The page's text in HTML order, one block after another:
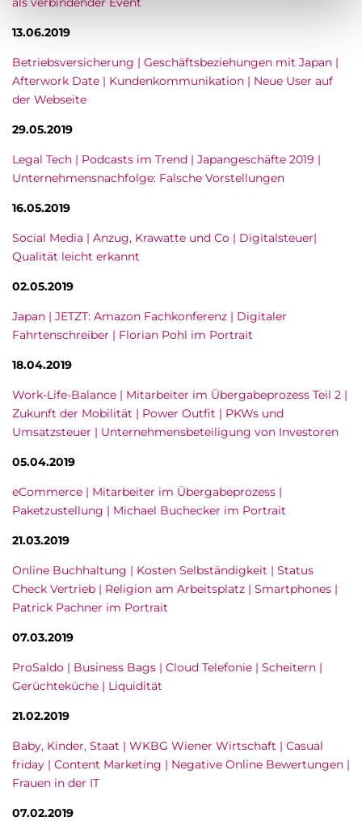
13.06.2019
Betriebsversicherung | Geschäftsbeziehungen mit Japan |
Afterwork Date | Kundenkommunikation | Neue User auf
der Webseite
29.05.2019
Legal Tech | Podcasts im Trend | Japangeschäfte 2019 |
Unternehmensnachfolge: Falsche Vorstellungen
16.05.2019
Social Media | Anzug, Krawatte und Co | Digitalsteuer|
Qualität leicht erkannt
02.05.2019
Japan | JETZT: Amazon Fachkonferenz | Digitaler
Fahrtenschreiber | Florian Pohl im Portrait
18.04.2019
Work-Life-Balance | Mitarbeiter im Übergabeprozess Teil 2 |
Zukunft der Mobilität | Power Outfit | PKWs und
Umsatzsteuer | Unternehmensbeteiligung von Investoren
05.04.2019
eCommerce | Mitarbeiter im Übergabeprozess |
Paketzustellung | Michael Buchecker im Portrait
21.03.2019
Online Buchhaltung | Kosten Selbständigkeit | Status
Check Vertrieb | Religion am Arbeitsplatz | Smartphones |
Patrick Pachner im Portrait
07.03.2019
ProSaldo | Business Bags | Cloud Telefonie | Scheitern |
Gerüchteküche | Liquidität
21.02.2019
Baby, Kinder, Staat | WKBG Wiener Wirtschaft | Casual
friday | Content Marketing | Negative Online Bewertungen |
Frauen in der IT
07.02.2019